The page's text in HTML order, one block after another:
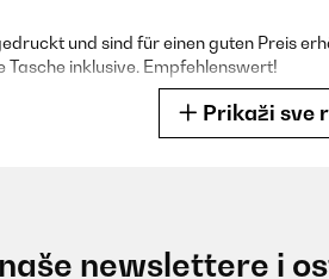
und sind für einen guten Preis
Tasche inklusive. Empfehlenswert!
Prikaži sve
newslettere i